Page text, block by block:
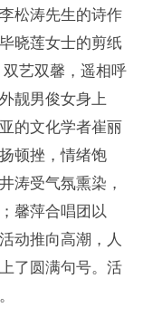
松涛先生的诗作
晓莲女士的剪纸
双艺双馨，遥相呼
靓男俊女身上
的文化学者崔丽
顿挫，情绪饱
涛受气氛熏染，
馨萍合唱团以
动推向高潮，人
了圆满句号。活